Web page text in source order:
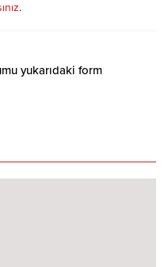
.
yukarıdaki form